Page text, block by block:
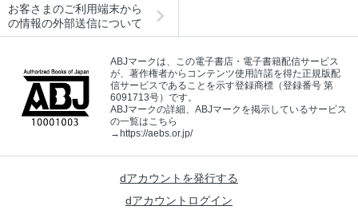
お客さまのご利用端末から
の情報の外部送信について
ABJマークは、この電子書店・電子書籍配信サービス
が、著作権者からコンテンツ使用許諾を得た正規版配
信サービスであることを示す登録商標（登録番号 第
6091713号）です。
ABJマークの詳細、ABJマークを掲示しているサービス
の一覧はこちら
→ https://aebs.or.jp/
dアカウントを発行する
dアカウントログイン